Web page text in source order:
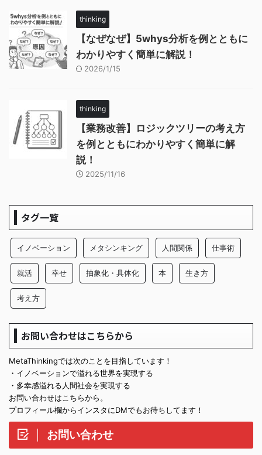
thinking
【なぜなぜ】5whys分析を例とともに
わかりやすく簡単に解説！
2026/1/15
thinking
【業務改善】ロジックツリーの考え方
を例とともにわかりやすく簡単に解
説！
2025/11/16
タグ一覧
イノベーション メタシンキング 人間関係 仕事術
就活 幸せ 抽象化・具体化 本 生き方
考え方
お問い合わせはこちらから
MetaThinkingでは次のことを目指しています！
・イノベーションで溢れる世界を実現する
・多幸感溢れる人間社会を実現する
お問い合わせはこちらから。
プロフィール欄からインスタにDMでもお待ちしてます！
お問い合わせ